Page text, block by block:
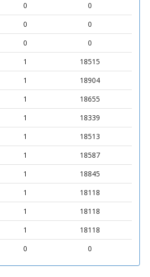
0
0
0
0
0
0
1
18515
1
18904
1
18655
1
18339
1
18513
1
18587
1
18845
1
18118
1
18118
1
18118
0 0